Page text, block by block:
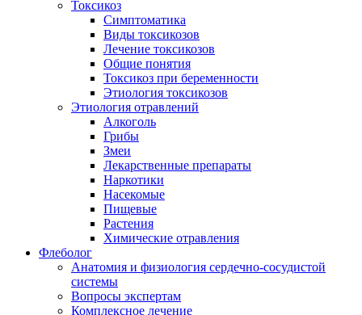
Токсикоз
Cимптоматика
Виды токсикозов
Лечение токсикозов
Общие понятия
Токсикоз при беременности
Этиология токсикозов
Этиология отравлений
Алкоголь
Грибы
Змеи
Лекарственные препараты
Наркотики
Насекомые
Пищевые
Растения
Химические отравления
Флеболог
Анатомия и физиология сердечно-сосудистой
системы
Вопросы экспертам
Комплексное лечение